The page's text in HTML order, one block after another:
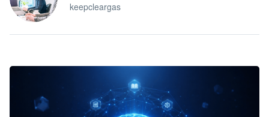
keepcleargas